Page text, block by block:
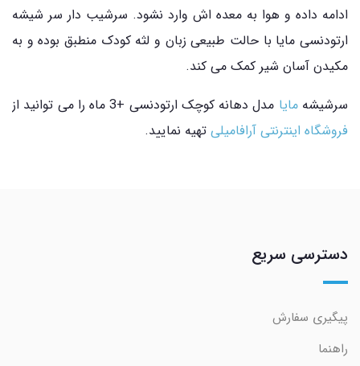
ادامه داده و هوا به معده اش وارد نشود. سرشیب دار سر شیشه
ارتودنسی مایا با حالت طبیعی زبان و لثه کودک منطبق بوده و به
مکیدن آسان شیر کمک می کند.
سرشیشهمایا مدل دهانه کوچک ارتودنسی +3 ماه را می توانید از
فروشگاه اینترنتی آرافامیلی تهیه نمایید.
دسترسی سریع
پیگیری سفارش
راهنما